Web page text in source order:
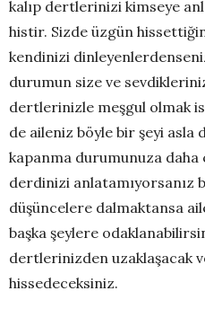
kalıp dertlerinizi kimseye
histir. Sizde üzgün
kendinizi
durumun size ve
dertlerinizle meşgul olmak
de aileniz böyle bir şeyi asla
kapanma durumunuza
derdinizi anlatamıyorsanız
düşüncelere dalmaktansa
başka şeylere
dertlerinizden uzaklaşacak
hissedeceksiniz.